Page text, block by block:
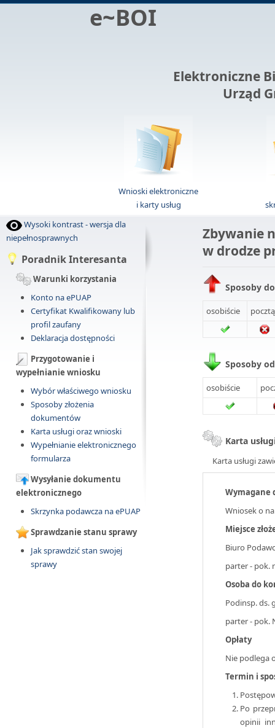
e~BOI
Elektroniczne
Urząd
Wnioski elektroniczne
i karty usług
Wysoki kontrast - wersja dla
niepełnosprawnych
Poradnik Interesanta
Warunki korzystania
Konto na ePUAP
Certyfikat Kwalifikowany lub
profil zaufany
Deklaracja dostępności
Przygotowanie i
wypełnianie wniosku
Wybór właściwego wniosku
Sposoby złożenia
dokumentów
Karta usługi oraz wnioski
Wypełnianie elektronicznego
formularza
Wysyłanie dokumentu
elektronicznego
Skrzynka podawcza na ePUAP
Sprawdzanie stanu sprawy
Jak sprawdzić stan swojej
sprawy
Zbywanie
w drodze
Sposoby
osobiście pocztą
Sposoby
osobiście
Karta
Karta usługi
Wymagane
Wniosek o
Miejsce
Biuro
parter - pok.
Osoba do
Podinsp. ds.
parter - pok.
Opłaty
Nie podlega
Termin i
Po
opinii